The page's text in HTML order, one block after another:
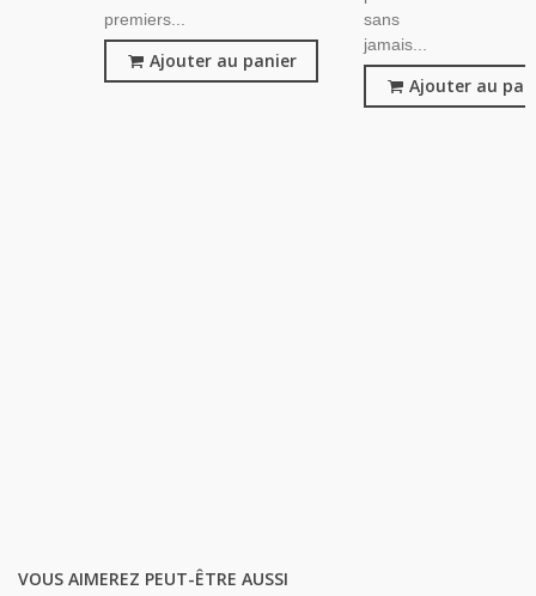
premiers...
Ajouter au panier
sans
jamais...
Ajouter au
VOUS AIMEREZ PEUT-ÊTRE AUSSI